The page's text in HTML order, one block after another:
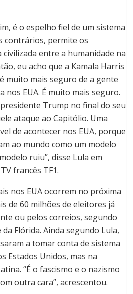
é o espelho fiel de um sistema
contrários, permite os
entre a humanidade na
eu acho que a Kamala Harris
muito mais seguro de a gente
nos EUA. É muito mais seguro.
Trump no final do seu
ataque ao Capitólio. Uma
de acontecer nos EUA, porque
ao mundo como um modelo
ruiu”, disse Lula em
francês TF1.
nos EUA ocorrem no próxima
de 60 milhões de eleitores já
ou pelos correios, segundo
Flórida. Ainda segundo Lula,
a tomar conta de sistema
Estados Unidos, mas na
“É o fascismo e o nazismo
outra cara”, acrescentou.